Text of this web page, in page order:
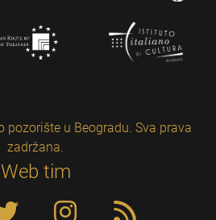
u Beogradu. Sva prava
zadržana.
Web tim